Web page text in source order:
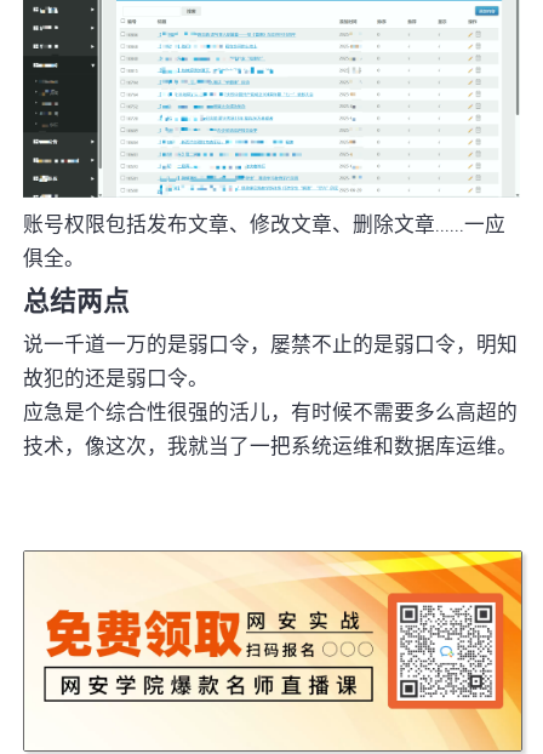
账号权限包括发布文章、修改文章、删除文章......一应
俱全。
总结两点
说一千道一万的是弱口令，屡禁不止的是弱口令，明知
故犯的还是弱口令。
应急是个综合性很强的活儿，有时候不需要多么高超的
技术，像这次，我就当了一把系统运维和数据库运维。